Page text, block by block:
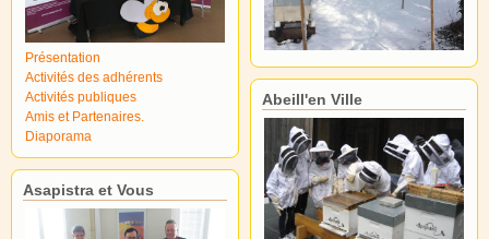
Présentation
Activités des adhérents
Activités publiques
Amis et Partenaires.
Diaporama
Asapistra et Vous
Abeill'en Ville